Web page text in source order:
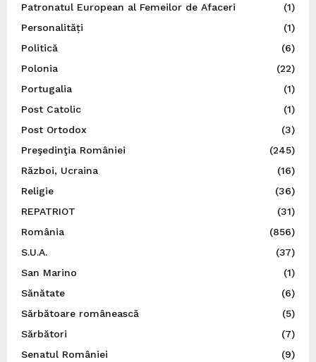
Patronatul European al Femeilor de Afaceri
(1)
Personalități
(1)
Politică
(6)
Polonia
(22)
Portugalia
(1)
Post Catolic
(1)
Post Ortodox
(3)
Preşedinţia României
(245)
Război, Ucraina
(16)
Religie
(36)
REPATRIOT
(31)
România
(856)
S.U.A.
(37)
San Marino
(1)
Sănătate
(6)
Sărbătoare românească
(5)
Sărbători
(7)
Senatul României
(9)